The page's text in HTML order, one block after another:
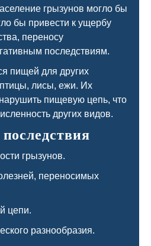
грызунов могло бы
бы привести к ущербу
переносу
последствиям.
пищей для других
лисы, ежи. Их
пищевую цепь, что
других видов.
грызунов.
переносимых
цепи.
разнообразия.